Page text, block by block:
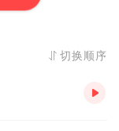
切换顺序